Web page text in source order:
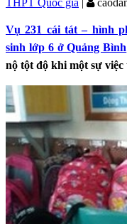
Vụ 231 cái tát – hình
sinh lớp 6 ở Quảng Bình
nộ tột độ khi một sự